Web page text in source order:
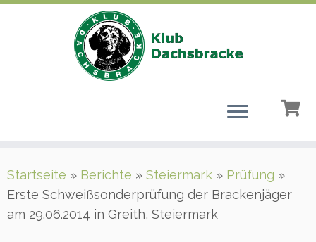
Inhalt
springen
Startseite » Berichte » Steiermark » Prüfung »
Erste Schweißsonderprüfung der Brackenjäger
am 29.06.2014 in Greith, Steiermark